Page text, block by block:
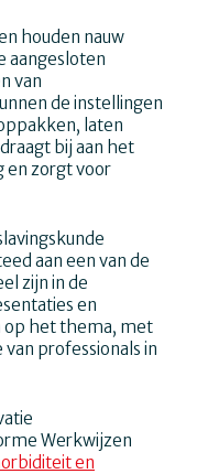
houden nauw
aangesloten
van
de instellingen
laten
bij aan het
en zorgt voor
aan een van de
zijn in de
en
op het thema, met
professionals in
Werkwijzen
en